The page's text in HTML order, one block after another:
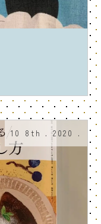
10 8th . 2020 .